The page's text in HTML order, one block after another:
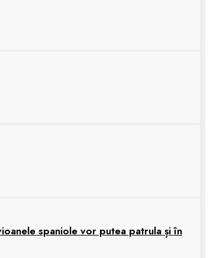
spaniole vor putea patrula și în